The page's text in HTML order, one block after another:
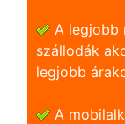
A legjobb
szállodák
legjobb
A